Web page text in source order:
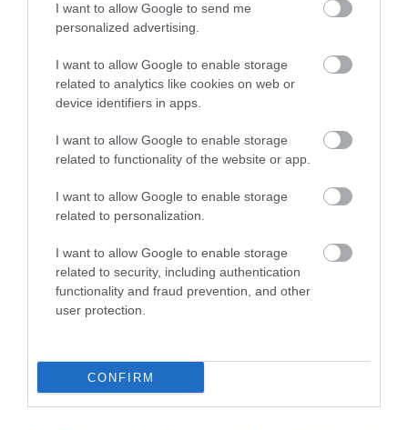
I want to allow Google to send me
personalized advertising.
I want to allow Google to enable storage
related to analytics like cookies on web or
device identifiers in apps.
I want to allow Google to enable storage
related to functionality of the website or app.
I want to allow Google to enable storage
related to personalization.
I want to allow Google to enable storage
related to security, including authentication
functionality and fraud prevention, and other
user protection.
CONFIRM
NÉZZ KÖRBE TÉMÁK SZERINT!
AIRBNB AJÁNLÓ AUSZTRIA BALATON BELFÖLDI TURIZMUS
BOOKING BUDAPEST BUDAPEST AIRPORT EMIRATES
KARANTÉN KORONAVÍRUS KÍNA LÉGIKÖZLEKEDÉS
MAGYARORSZÁG MAGYARUL MISKOLC MISKOLCTAPOLCA
OLASZORSZÁG
SZAKMAI CIKKEK SZÁLLODA
VAKCINAÚTLEVÉL VIDEÓ VÉLEMÉNY WELLNESS WIZZAIR